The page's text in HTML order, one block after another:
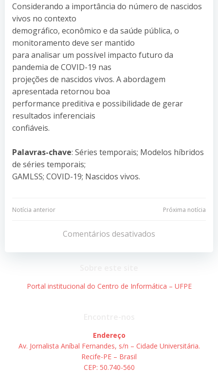
Considerando a importância do número de nascidos
vivos no contexto
demográfico, econômico e da saúde pública, o
monitoramento deve ser mantido
para analisar um possível impacto futuro da
pandemia de COVID-19 nas
projeções de nascidos vivos. A abordagem
apresentada retornou boa
performance preditiva e possibilidade de gerar
resultados inferenciais
confiáveis.
Palavras-chave: Séries temporais; Modelos híbridos
de séries temporais;
GAMLSS; COVID-19; Nascidos vivos.
Navegação
Post
Notícia anterior
Navegação
de
Post
Próxima notícia
Comentários desativados
Portal institucional do Centro de Informática – UFPE
Endereço
Av. Jornalista Aníbal Fernandes, s/n – Cidade Universitária.
Recife-PE – Brasil
CEP: 50.740-560